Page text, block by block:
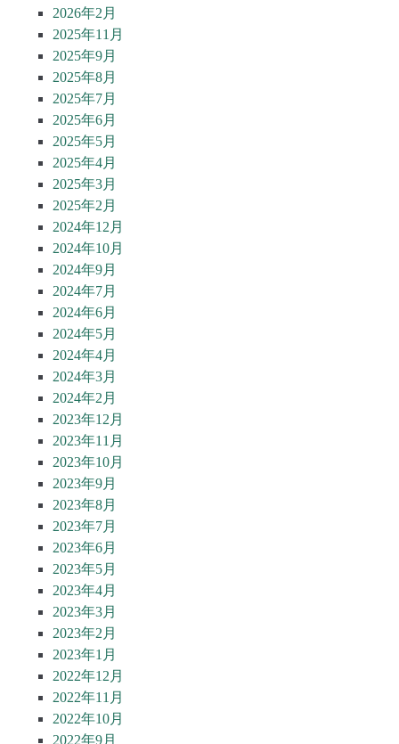
2026年2月
2025年11月
2025年9月
2025年8月
2025年7月
2025年6月
2025年5月
2025年4月
2025年3月
2025年2月
2024年12月
2024年10月
2024年9月
2024年7月
2024年6月
2024年5月
2024年4月
2024年3月
2024年2月
2023年12月
2023年11月
2023年10月
2023年9月
2023年8月
2023年7月
2023年6月
2023年5月
2023年4月
2023年3月
2023年2月
2023年1月
2022年12月
2022年11月
2022年10月
2022年9月